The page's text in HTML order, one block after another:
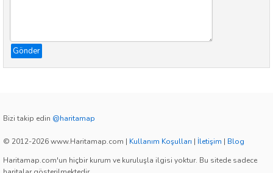
Gönder
Bizi takip edin @haritamap
© 2012-2026 www.Haritamap.com | Kullanım Koşulları | İletişim | Blog
Haritamap.com'un hiçbir kurum ve kuruluşla ilgisi yoktur. Bu sitede sadece